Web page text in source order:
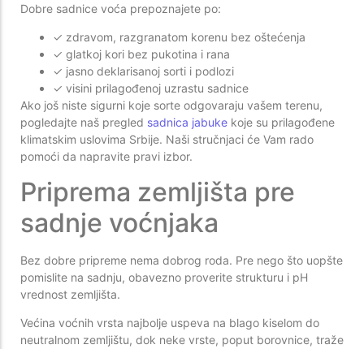
Dobre sadnice voća prepoznajete po:
✓ zdravom, razgranatom korenu bez oštećenja
✓ glatkoj kori bez pukotina i rana
✓ jasno deklarisanoj sorti i podlozi
✓ visini prilagođenoj uzrastu sadnice
Ako još niste sigurni koje sorte odgovaraju vašem terenu,
pogledajte naš pregled sadnica jabuke koje su prilagođene
klimatskim uslovima Srbije. Naši stručnjaci će Vam rado
pomoći da napravite pravi izbor.
Priprema zemljišta pre
sadnje voćnjaka
Bez dobre pripreme nema dobrog roda. Pre nego što uopšte
pomislite na sadnju, obavezno proverite strukturu i pH
vrednost zemljišta.
Većina voćnih vrsta najbolje uspeva na blago kiselom do
neutralnom zemljištu, dok neke vrste, poput borovnice, traže